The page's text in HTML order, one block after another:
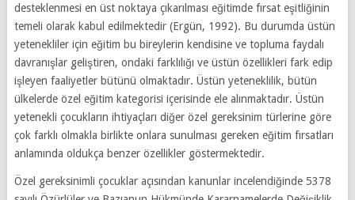
desteklenmesi en üst noktaya çıkarılması eğitimde fırsat eşitliğinin
temeli olarak kabul edilmektedir (Ergün, 1992). Bu durumda üstün
yetenekliler için eğitim bu bireylerin kendisine ve topluma faydalı
davranışlar geliştiren, ondaki farklılığı ve üstün özellikleri fark edip
işleyen faaliyetler bütünü olmaktadır. Üstün yeteneklilik, bütün
ülkelerde özel eğitim kategorisi içerisinde ele alınmaktadır. Üstün
yetenekli çocukların ihtiyaçları diğer özel gereksinim türlerine göre
çok farklı olmakla birlikte onlara sunulması gereken eğitim fırsatları
anlamında oldukça benzer özellikler göstermektedir.
Özel gereksinimli çocuklar açısından kanunlar incelendiğinde 5378